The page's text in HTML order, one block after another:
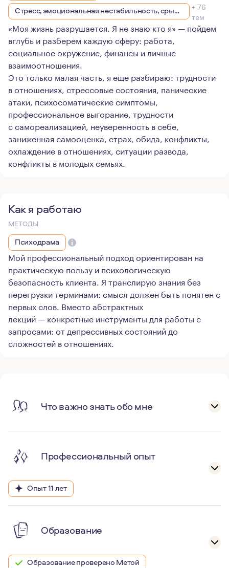
Стресс, эмоциональная нестабильность, срывы
+ 76
тем
«Моя жизнь разрушается. Я не знаю кто я» — пойдем
вглубь и разберем каждую сферу: работа,
социальное окружение, финансы и личные
взаимоотношения.
Это только малая часть, я еще разбираю: трудности
в отношениях, стрессовые состояния, панические
атаки, психосоматические симптомы,
профессиональное выгорание, трудности
с самореализацией, неуверенность в себе,
заниженная самооценка, страх, обида, конфликты,
охлаждение в отношениях, ситуации развода,
конфликты в молодых семьях.
Как я работаю
МЕТОДЫ
Психодрама
Мой профессиональный подход ориентирован на
практическую пользу и психологическую
безопасность клиента. Я транслирую знания без
перегрузки терминами: смысл должен быть понятен с
первых слов. Вместо абстрактных
лекций — конкретные инструменты для работы с
запросами: от депрессивных состояний до
сложностей в отношениях.
Что важно знать обо мне
Профессиональный опыт
Опыт 11 лет
Образование
Образование проверено Метой